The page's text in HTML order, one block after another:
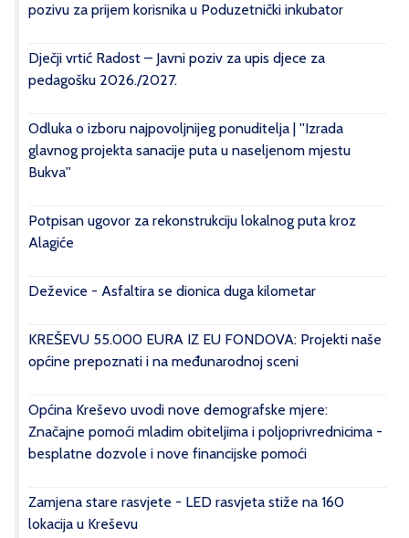
pozivu za prijem korisnika u Poduzetnički inkubator
Dječji vrtić Radost – Javni poziv za upis djece za
pedagošku 2026./2027.
Odluka o izboru najpovoljnijeg ponuditelja | ''Izrada
glavnog projekta sanacije puta u naseljenom mjestu
Bukva''
Potpisan ugovor za rekonstrukciju lokalnog puta kroz
Alagiće
Deževice - Asfaltira se dionica duga kilometar
KREŠEVU 55.000 EURA IZ EU FONDOVA: Projekti naše
općine prepoznati i na međunarodnoj sceni
Općina Kreševo uvodi nove demografske mjere:
Značajne pomoći mladim obiteljima i poljoprivrednicima -
besplatne dozvole i nove financijske pomoći
Zamjena stare rasvjete - LED rasvjeta stiže na 160
lokacija u Kreševu